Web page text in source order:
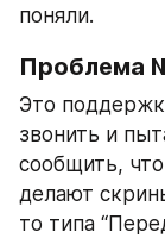
поняли.
Проблема
Это
звонить и
сообщить,
делают
то типа